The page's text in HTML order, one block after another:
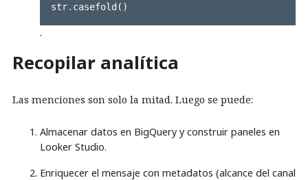
str.casefold()
.
Recopilar analítica
Las menciones son solo la mitad. Luego se puede:
Almacenar datos en BigQuery y construir paneles en
Looker Studio.
Enriquecer el mensaje con metadatos (alcance del canal